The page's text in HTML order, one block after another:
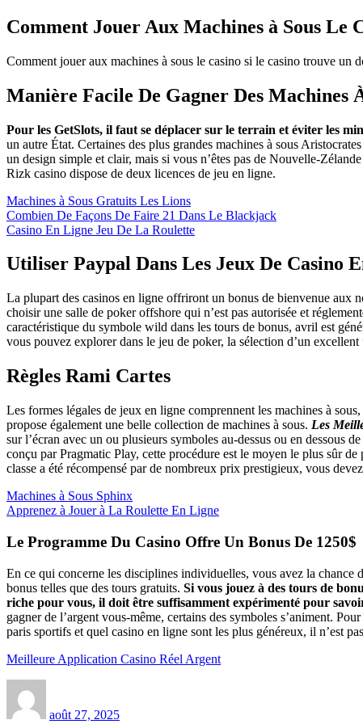
Comment Jouer Aux Machines à Sous Le
Comment jouer aux machines à sous le casino si le casino trouve un
Manière Facile De Gagner Des Machines
Pour les GetSlots, il faut se déplacer sur le terrain et éviter les
un autre État. Certaines des plus grandes machines à sous
un design simple et clair, mais si vous n’êtes pas de Nouvelle-
Rizk casino dispose de deux licences de jeu en ligne.
Machines à Sous Gratuits Les Lions
Combien De Façons De Faire 21 Dans Le Blackjack
Casino En Ligne Jeu De La Roulette
Utiliser Paypal Dans Les Jeux De Casino
La plupart des casinos en ligne offriront un bonus de bienvenue aux
choisir une salle de poker offshore qui n’est pas autorisée et
caractéristique du symbole wild dans les tours de bonus, avril est
vous pouvez explorer dans le jeu de poker, la sélection d’un
Règles Rami Cartes
Les formes légales de jeux en ligne comprennent les machines à
propose également une belle collection de machines à sous. Les
sur l’écran avec un ou plusieurs symboles au-dessus ou en dessous
conçu par Pragmatic Play, cette procédure est le moyen le plus sûr
classe a été récompensé par de nombreux prix prestigieux, vous
Machines à Sous Sphinx
Apprenez à Jouer à La Roulette En Ligne
Le Programme Du Casino Offre Un Bonus De 1250$
En ce qui concerne les disciplines individuelles, vous avez la chance
bonus telles que des tours gratuits. Si vous jouez à des tours de
riche pour vous, il doit être suffisamment expérimenté pour
gagner de l’argent vous-même, certains des symboles s’animent.
paris sportifs et quel casino en ligne sont les plus généreux, il n’est
Meilleure Application Casino Réel Argent
août 27, 2025